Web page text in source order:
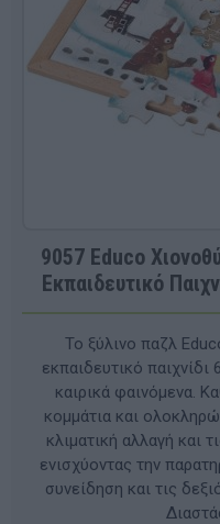
9057 Educo
Εκπαιδευτικό
Το ξύλινο παζλ
εκπαιδευτικό
καιρικά φαινόμενα.
κομμάτια και
κλιματική αλλαγή και
ενισχύοντας την
συνείδηση και τις